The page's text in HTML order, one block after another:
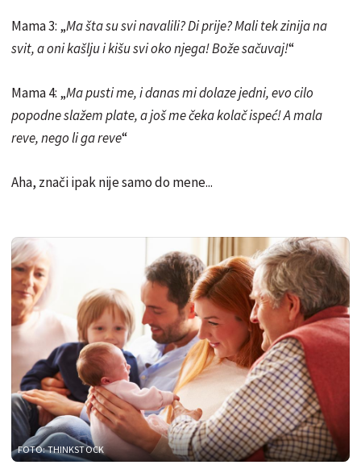
Mama 3: „Ma šta su svi navalili? Di prije? Mali tek zinija na
svit, a oni kašlju i kišu svi oko njega! Bože sačuvaj!“
Mama 4: „Ma pusti me, i danas mi dolaze jedni, evo cilo
popodne slažem plate, a još me čeka kolač ispeć! A mala
reve, nego li ga reve“
Aha, znači ipak nije samo do mene...
FOTO: THINKSTOCK